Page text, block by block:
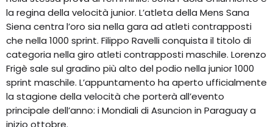
la regina della velocità junior. L’atleta della Mens Sana
Siena centra l’oro sia nella gara ad atleti contrapposti
che nella 1000 sprint. Filippo Ravelli conquista il titolo di
categoria nella giro atleti contrapposti maschile. Lorenzo
Frigè sale sul gradino più alto del podio nella junior 1000
sprint maschile. L’appuntamento ha aperto ufficialmente
la stagione della velocità che porterà all’evento
principale dell’anno: i Mondiali di Asuncion in Paraguay a
inizio ottobre.